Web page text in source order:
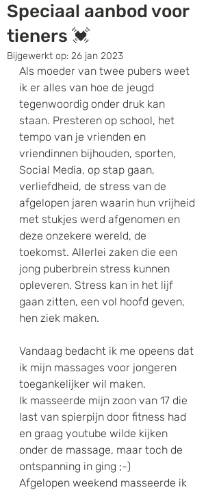
Speciaal aanbod voor
tieners 💓
Bijgewerkt op: 26 jan 2023
Als moeder van twee pubers weet
ik er alles van hoe de jeugd
tegenwoordig onder druk kan
staan. Presteren op school, het
tempo van je vrienden en
vriendinnen bijhouden, sporten,
Social Media, op stap gaan,
verliefdheid, de stress van de
afgelopen jaren waarin hun vrijheid
met stukjes werd afgenomen en
deze onzekere wereld, de
toekomst. Allerlei zaken die een
jong puberbrein stress kunnen
opleveren. Stress kan in het lijf
gaan zitten, een vol hoofd geven,
hen ziek maken.
Vandaag bedacht ik me opeens dat
ik mijn massages voor jongeren
toegankelijker wil maken.
Ik masseerde mijn zoon van 17 die
last van spierpijn door fitness had
en graag youtube wilde kijken
onder de massage, maar toch de
ontspanning in ging ;-)
Afgelopen weekend masseerde ik